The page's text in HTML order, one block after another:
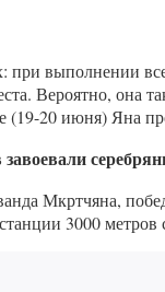
выполнении
Вероятно, она
20 июня) Яна
Мкртчяна,
3000 метров